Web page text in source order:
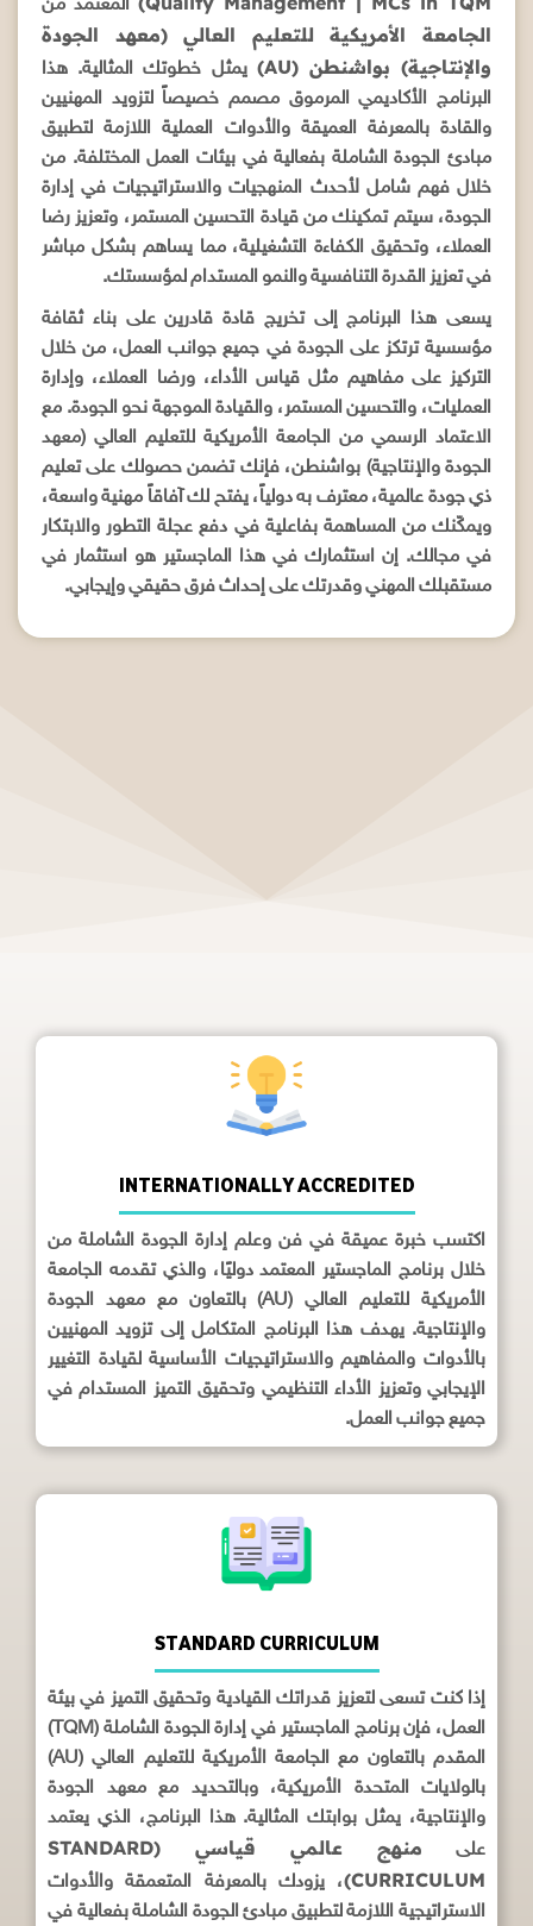
المعتمد من
الجامعة الأمريكية للتعليم العالي (معهد الجودة
والإنتاجية) بواشنطن (AU)
يمثل خطوتك المثالية. هذا
البرنامج الأكاديمي المرموق مصمم خصيصاً لتزويد المهنيين
والقادة بالمعرفة العميقة والأدوات العملية اللازمة لتطبيق
مبادئ الجودة الشاملة بفعالية في بيئات العمل المختلفة. من
خلال فهم شامل لأحدث المنهجيات والاستراتيجيات في إدارة
الجودة، سيتم تمكينك من قيادة التحسين المستمر، وتعزيز رضا
العملاء، وتحقيق الكفاءة التشغيلية، مما يساهم بشكل مباشر
في تعزيز القدرة التنافسية والنمو المستدام لمؤسستك.
يسعى هذا البرنامج إلى تخريج قادة قادرين على بناء ثقافة
مؤسسية ترتكز على الجودة في جميع جوانب العمل، من خلال
التركيز على مفاهيم مثل قياس الأداء، ورضا العملاء، وإدارة
العمليات، والتحسين المستمر، والقيادة الموجهة نحو الجودة. مع
الاعتماد الرسمي من الجامعة الأمريكية للتعليم العالي (معهد
الجودة والإنتاجية) بواشنطن، فإنك تضمن حصولك على تعليم
ذي جودة عالمية، معترف به دولياً، يفتح لك آفاقاً مهنية واسعة،
ويمكّنك من المساهمة بفاعلية في دفع عجلة التطور والابتكار
في مجالك. إن استثمارك في هذا الماجستير هو استثمار في
مستقبلك المهني وقدرتك على إحداث فرق حقيقي وإيجابي.
INTERNATIONALLY ACCREDITED
اكتسب خبرة عميقة في فن وعلم إدارة الجودة الشاملة من
خلال برنامج الماجستير المعتمد دوليًا، والذي تقدمه الجامعة
الأمريكية للتعليم العالي (AU) بالتعاون مع معهد الجودة
والإنتاجية. يهدف هذا البرنامج المتكامل إلى تزويد المهنيين
بالأدوات والمفاهيم والاستراتيجيات الأساسية لقيادة التغيير
الإيجابي وتعزيز الأداء التنظيمي وتحقيق التميز المستدام في
جميع جوانب العمل.
STANDARD CURRICULUM
إذا كنت تسعى لتعزيز قدراتك القيادية وتحقيق التميز في بيئة
العمل، فإن برنامج الماجستير في إدارة الجودة الشاملة (TQM)
المقدم بالتعاون مع الجامعة الأمريكية للتعليم العالي (AU)
بالولايات المتحدة الأمريكية، وبالتحديد مع معهد الجودة
والإنتاجية، يمثل بوابتك المثالية. هذا البرنامج، الذي يعتمد
على
منهج عالمي قياسي (STANDARD
CURRICULUM) ، يزودك بالمعرفة المتعمقة والأدوات
الاستراتيجية اللازمة لتطبيق مبادئ الجودة الشاملة بفعالية في